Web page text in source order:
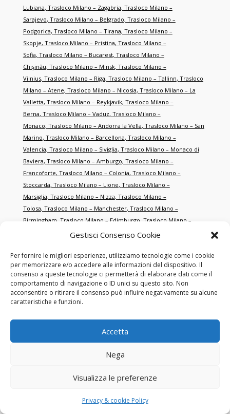
Gestisci Consenso Cookie
Per fornire le migliori esperienze, utilizziamo tecnologie come i cookie
per memorizzare e/o accedere alle informazioni del dispositivo. Il
consenso a queste tecnologie ci permetterà di elaborare dati come il
comportamento di navigazione o ID unici su questo sito. Non
acconsentire o ritirare il consenso può influire negativamente su alcune
caratteristiche e funzioni.
Accetta
Nega
Visualizza le preferenze
Privacy & cookie Policy
Lubiana, Trasloco Milano – Zagabria, Trasloco Milano –
Sarajevo, Trasloco Milano – Belgrado, Trasloco Milano –
Podgorica, Trasloco Milano – Tirana, Trasloco Milano –
Skopje, Trasloco Milano – Pristina, Trasloco Milano –
Sofia, Trasloco Milano – Bucarest, Trasloco Milano –
Chişinău, Trasloco Milano – Minsk, Trasloco Milano –
Vilnius, Trasloco Milano – Riga, Trasloco Milano – Tallinn, Trasloco
Milano – Atene, Trasloco Milano – Nicosia, Trasloco Milano – La
Valletta, Trasloco Milano – Reykjavik, Trasloco Milano –
Berna, Trasloco Milano – Vaduz, Trasloco Milano –
Monaco, Trasloco Milano – Andorra la Vella, Trasloco Milano – San
Marino, Trasloco Milano – Barcellona, Trasloco Milano –
Valencia, Trasloco Milano – Siviglia, Trasloco Milano – Monaco di
Baviera, Trasloco Milano – Amburgo, Trasloco Milano –
Francoforte, Trasloco Milano – Colonia, Trasloco Milano –
Stoccarda, Trasloco Milano – Lione, Trasloco Milano –
Marsiglia, Trasloco Milano – Nizza, Trasloco Milano –
Tolosa, Trasloco Milano – Manchester, Trasloco Milano –
Birmingham Trasloco Milano – Edimburgo Trasloco Milano –
Trasloco Milano – Ginevra
Trasloco Milano –
Anversa , Trasloco Milano – Porto, Trasloco Milano –
Cracovia,Trasloco Milano – Danzica ,Trasloco Milano –
Trasloco Milano – Salisburgo
Graz,Trasloco Milano – Salonicco,Trasloco Milano –
Smirne,Trasloco Milano – Istanbul
Trasloco Milano – Toronto
Trasloco Milano – Sydney
Trasloco Milano –
Trasloco Milano – Pechino , Trasloco Milano – San